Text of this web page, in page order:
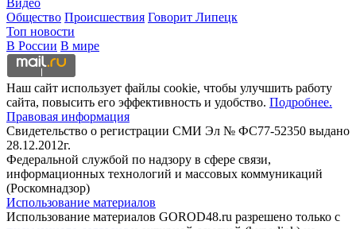
Видео
Общество Происшествия Говорит Липецк
Топ новости
В России В мире
Наш сайт использует файлы cookie, чтобы улучшить работу
сайта, повысить его эффективность и удобство. Подробнее.
Правовая информация
Свидетельство о регистрации СМИ Эл № ФС77-52350 выдано
28.12.2012г.
Федеральной службой по надзору в сфере связи,
информационных технологий и массовых коммуникаций
(Роскомнадзор)
Использование материалов
Использование материалов GOROD48.ru разрешено только с